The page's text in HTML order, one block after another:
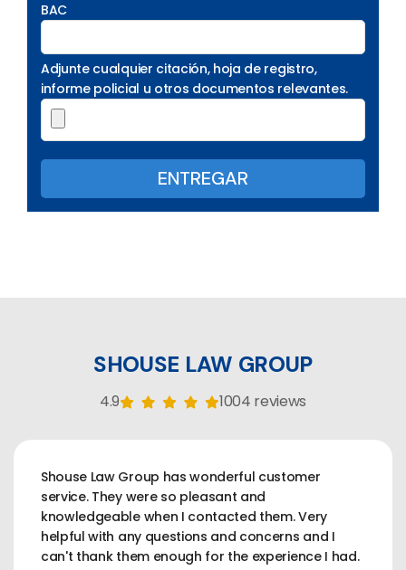
BAC
Adjunte cualquier citación, hoja de registro,
informe policial u otros documentos relevantes.
SHOUSE LAW GROUP
4.9 1004 reviews
Shouse Law Group has wonderful customer
service. They were so pleasant and
knowledgeable when I contacted them. Very
helpful with any questions and concerns and I
can't thank them enough for the experience I had.